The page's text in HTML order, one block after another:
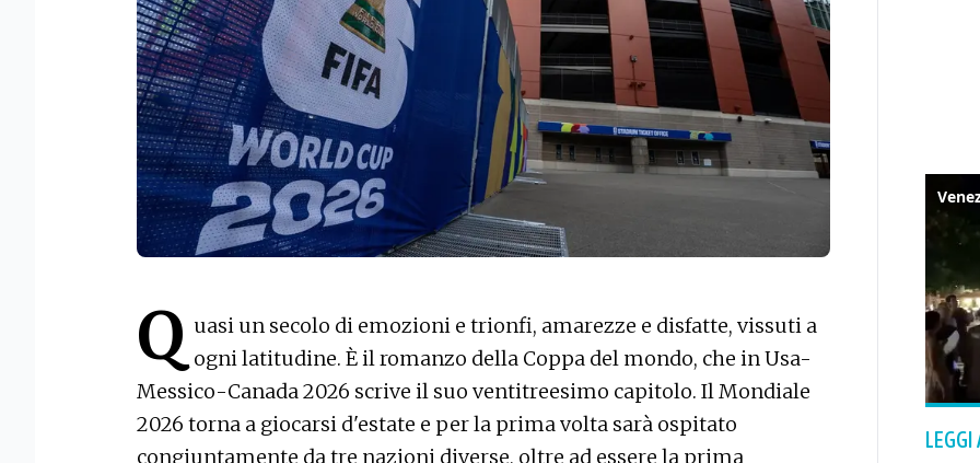
Q uasi un secolo di emozioni e trionfi, amarezze e disfatte, vissuti a
ogni latitudine. È il romanzo della Coppa del mondo, che in Usa-
Messico-Canada 2026 scrive il suo ventitreesimo capitolo. Il Mondiale
2026 torna a giocarsi d'estate e per la prima volta sarà ospitato
congiuntamente da tre nazioni diverse, oltre ad essere la prima
LEGGI